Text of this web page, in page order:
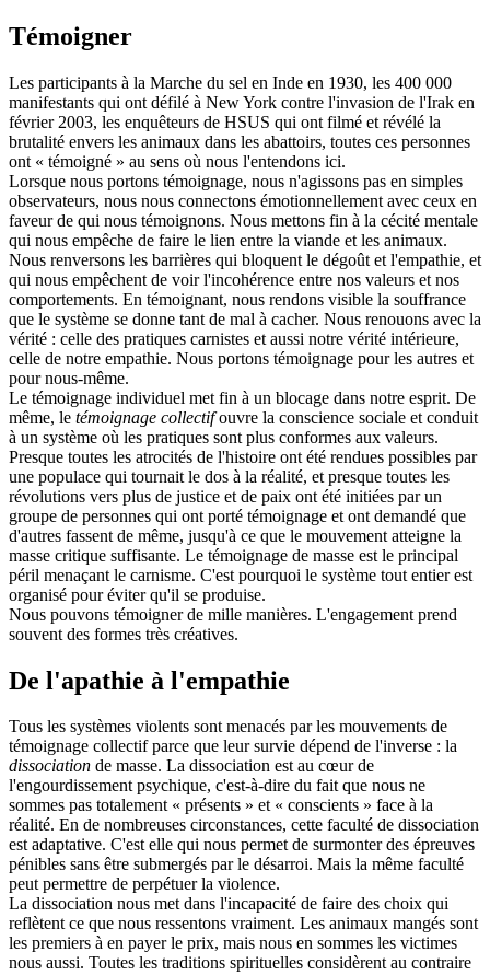
Témoigner
Les participants à la Marche du sel en Inde en 1930, les 400 000
manifestants qui ont défilé à New York contre l'invasion de l'Irak en
février 2003, les enquêteurs de HSUS qui ont filmé et révélé la
brutalité envers les animaux dans les abattoirs, toutes ces personnes
ont « témoigné » au sens où nous l'entendons ici.
Lorsque nous portons témoignage, nous n'agissons pas en simples
observateurs, nous nous connectons émotionnellement avec ceux en
faveur de qui nous témoignons. Nous mettons fin à la cécité mentale
qui nous empêche de faire le lien entre la viande et les animaux.
Nous renversons les barrières qui bloquent le dégoût et l'empathie, et
qui nous empêchent de voir l'incohérence entre nos valeurs et nos
comportements. En témoignant, nous rendons visible la souffrance
que le système se donne tant de mal à cacher. Nous renouons avec la
vérité : celle des pratiques carnistes et aussi notre vérité intérieure,
celle de notre empathie. Nous portons témoignage pour les autres et
pour nous-même.
Le témoignage individuel met fin à un blocage dans notre esprit. De
même, le témoignage collectifouvre la conscience sociale et conduit
à un système où les pratiques sont plus conformes aux valeurs.
Presque toutes les atrocités de l'histoire ont été rendues possibles par
une populace qui tournait le dos à la réalité, et presque toutes les
révolutions vers plus de justice et de paix ont été initiées par un
groupe de personnes qui ont porté témoignage et ont demandé que
d'autres fassent de même, jusqu'à ce que le mouvement atteigne la
masse critique suffisante. Le témoignage de masse est le principal
péril menaçant le carnisme. C'est pourquoi le système tout entier est
organisé pour éviter qu'il se produise.
Nous pouvons témoigner de mille manières. L'engagement prend
souvent des formes très créatives.
De l'apathie à l'empathie
Tous les systèmes violents sont menacés par les mouvements de
témoignage collectif parce que leur survie dépend de l'inverse : la
dissociation de masse. La dissociation est au cœur de
l'engourdissement psychique, c'est-à-dire du fait que nous ne
sommes pas totalement « présents » et « conscients » face à la
réalité. En de nombreuses circonstances, cette faculté de dissociation
est adaptative. C'est elle qui nous permet de surmonter des épreuves
pénibles sans être submergés par le désarroi. Mais la même faculté
peut permettre de perpétuer la violence.
La dissociation nous met dans l'incapacité de faire des choix qui
reflètent ce que nous ressentons vraiment. Les animaux mangés sont
les premiers à en payer le prix, mais nous en sommes les victimes
nous aussi. Toutes les traditions spirituelles considèrent au contraire